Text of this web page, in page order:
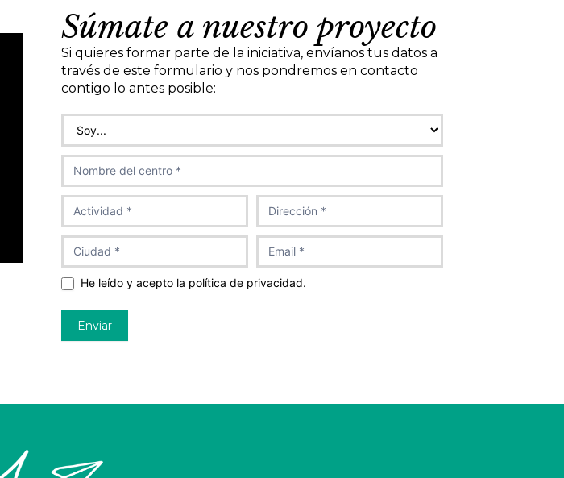
Súmate a nuestro proyecto
Si quieres formar parte de la iniciativa, envíanos tus datos a
través de este formulario y nos pondremos en contacto
contigo lo antes posible:
Concurso
He leído y acepto la política de privacidad.
Enviar